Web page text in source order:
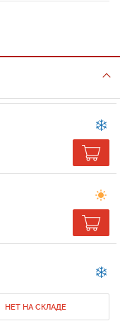
НЕТ НА СКЛАДЕ